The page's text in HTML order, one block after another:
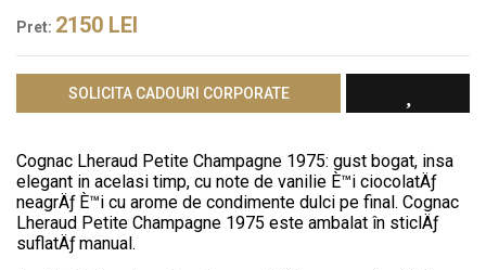
Pret: 2150 LEI
SOLICITA CADOURI CORPORATE
Cognac Lheraud Petite Champagne 1975: gust bogat, insa
elegant in acelasi timp, cu note de vanilie È™i ciocolatÄƒ
neagrÄƒ È™i cu arome de condimente dulci pe final. Cognac
Lheraud Petite Champagne 1975 este ambalat în sticlÄƒ
suflatÄƒ manual.